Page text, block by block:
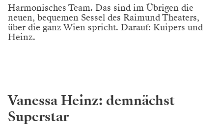
Harmonisches Team. Das sind im Übrigen die
neuen, bequemen Sessel des Raimund Theaters,
über die ganz Wien spricht. Darauf: Kuipers und
Heinz.
Vanessa Heinz: demnächst
Superstar